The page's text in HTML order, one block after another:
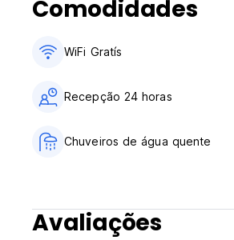
Comodidades
WiFi Gratís
Recepção 24 horas
Chuveiros de água quente
Avaliações